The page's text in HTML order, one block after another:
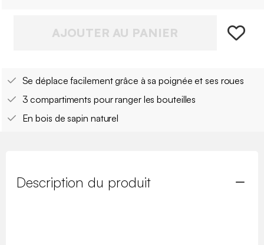
AJOUTER AU PANIER
Se déplace facilement grâce à sa poignée et ses roues
3 compartiments pour ranger les bouteilles
En bois de sapin naturel
Description du produit